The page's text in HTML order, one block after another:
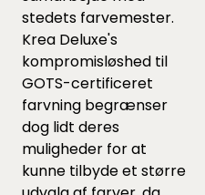
stedets farvemester.
Krea Deluxe's
kompromisløshed til
GOTS-certificeret
farvning begrænser
dog lidt deres
muligheder for at
kunne tilbyde et større